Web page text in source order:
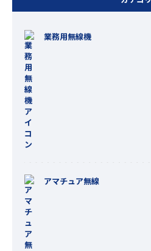
業務用無線機
アマチュア無線